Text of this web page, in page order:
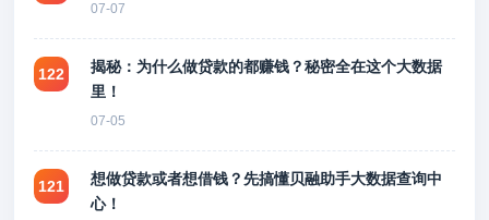
07-07
122
揭秘：为什么做贷款的都赚钱？秘密全在这个大数据
里！
07-05
121
想做贷款或者想借钱？先搞懂贝融助手大数据查询中
心！